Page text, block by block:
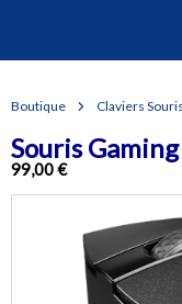
Boutique Claviers Souris
Souris
99,00 €